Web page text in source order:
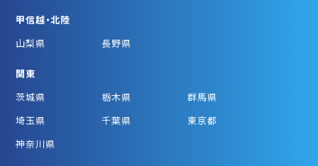
甲信越・北陸
山梨県
長野県
関東
茨城県
栃木県
群馬県
埼玉県
千葉県
東京都
神奈川県